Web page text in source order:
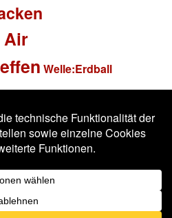
Air
Welle:Erdball
Stolz präsentiert von WordPress